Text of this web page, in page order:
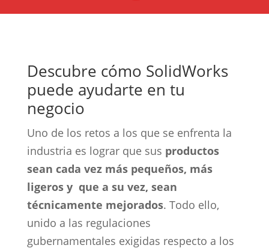
Descubre cómo SolidWorks
puede ayudarte en tu
negocio
Uno de los retos a los que se enfrenta la
industria es lograr que sus productos
sean cada vez más pequeños, más
ligeros y que a su vez, sean
técnicamente mejorados. Todo ello,
unido a las regulaciones
gubernamentales exigidas respecto a los